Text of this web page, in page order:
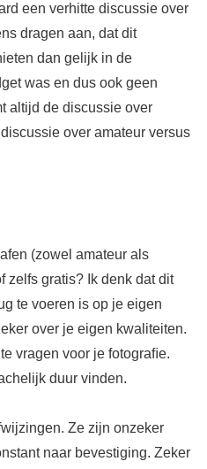
een verhitte discussie over
dragen aan, dat dit
dan gelijk in de
was en dus ook geen
altijd de discussie over
over amateur versus
(zowel amateur als
zelfs gratis? Ik denk dat dit
te voeren is op je eigen
over je eigen kwaliteiten.
vragen voor je fotograﬁe.
duur vinden.
Ze zijn onzeker
naar bevestiging. Zeker